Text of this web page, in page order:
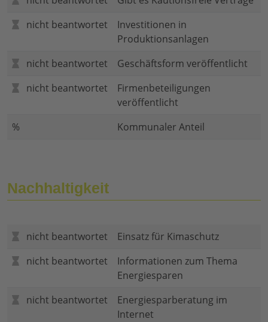
nicht beantwortet
Investitionen in
Produktionsanlagen
nicht beantwortet
Geschäftsform veröffentlicht
nicht beantwortet
Firmenbeteiligungen
veröffentlicht
%
Kommunaler Anteil
Nachhaltigkeit
nicht beantwortet
Einsatz für Kimaschutz
nicht beantwortet
Informationen zum Thema
Energiesparen
nicht beantwortet
Energiesparberatung im
Internet